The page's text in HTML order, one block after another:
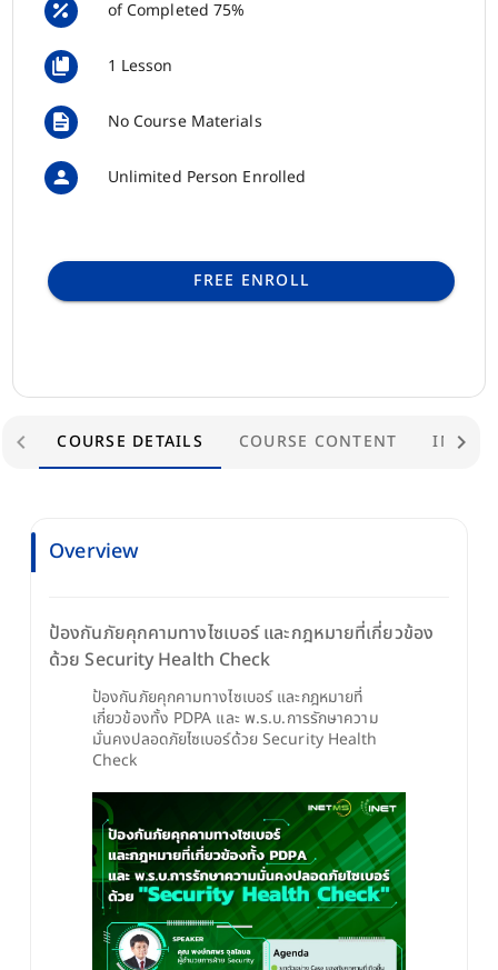
of Completed 75%
1 Lesson
No Course Materials
Unlimited Person Enrolled
FREE ENROLL
COURSE DETAILS COURSE CONTENT
Overview
ป้องกันภัยคุกคามทางไซเบอร์ และกฎหมายที่เกี่ยวข้อง
ด้วย Security Health Check
ป้องกันภัยคุกคามทางไซเบอร์ และกฎหมายที่
เกี่ยวข้องทั้ง PDPA และ พ.ร.บ.การรักษาความ
มั่นคงปลอดภัยไซเบอร์ด้วย Security Health
Check